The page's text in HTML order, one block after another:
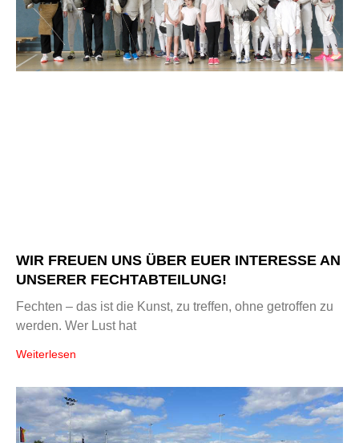
WIR FREUEN UNS ÜBER EUER INTERESSE AN
UNSERER FECHTABTEILUNG!
Fechten – das ist die Kunst, zu treffen, ohne getroffen zu
werden. Wer Lust hat
Weiterlesen